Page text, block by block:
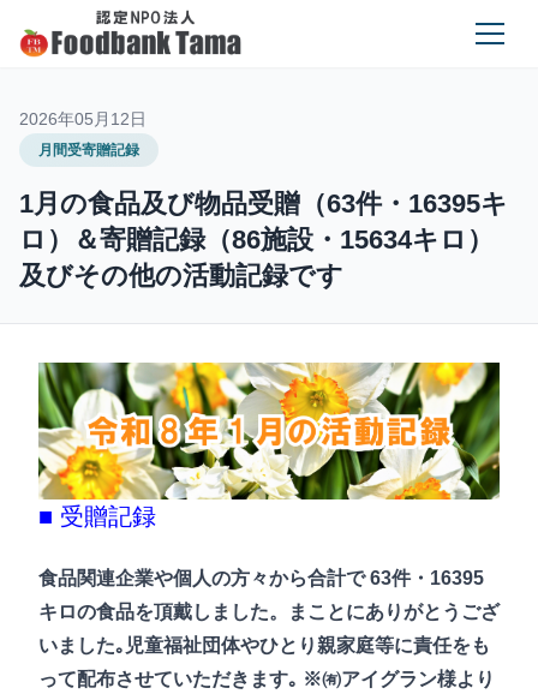
2026年05月12日
月間受寄贈記録
1月の食品及び物品受贈（63件・16395キ
ロ）＆寄贈記録（86施設・15634キロ）
及びその他の活動記録です
■ 受贈記録
食品関連企業や個人の方々から合計で 63件・16395
キロの食品を頂戴しました。まことにありがとうござ
いました｡児童福祉団体やひとり親家庭等に責任をも
って配布させていただきます｡ ※㈲アイグラン様より